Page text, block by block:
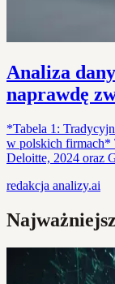
Analiza
naprawdę
*Tabela 1:
w polskich firmach*
Deloitte, 2024 oraz
redakcja analizy.ai